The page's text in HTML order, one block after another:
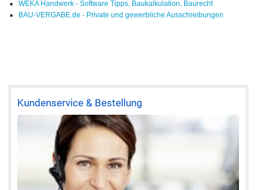
WEKA Handwerk - Software Tipps, Baukalkulation, Baurecht
BAU-VERGABE.de - Private und gewerbliche Ausschreibungen
Kundenservice & Bestellung